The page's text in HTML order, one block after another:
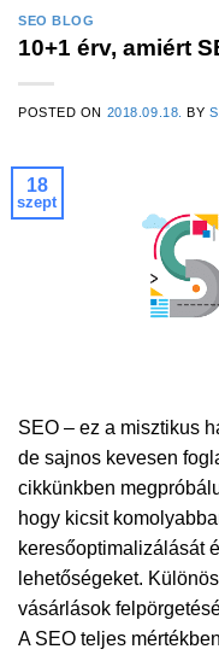
SEO BLOG
10+1 érv, amiért
POSTED ON 2018.09.18. BY
18
szept
SEO – ez a misztikus
de sajnos kevesen
cikkünkben
hogy kicsit
keresőoptimalizálását
lehetőségeket.
vásárlások
A SEO teljes